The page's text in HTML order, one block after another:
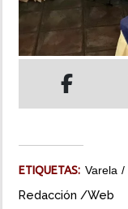
IMPRESO
ETIQUETAS: Varela
Redacción /Web